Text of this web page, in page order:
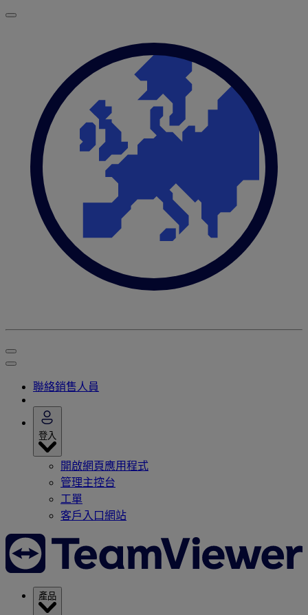
聯絡銷售人員
登入
開啟網頁應用程式
管理主控台
工單
客戶入口網站
產品